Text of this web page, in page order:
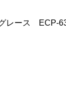
レース ECP-